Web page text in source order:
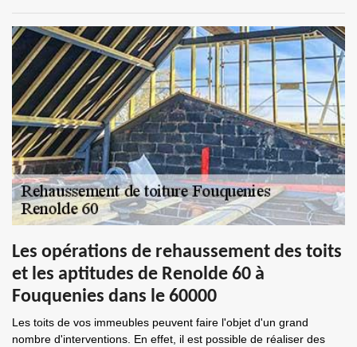
Les opérations de rehaussement des toits
et les aptitudes de Renolde 60 à
Fouquenies dans le 60000
Les toits de vos immeubles peuvent faire l'objet d'un grand
nombre d'interventions. En effet, il est possible de réaliser des